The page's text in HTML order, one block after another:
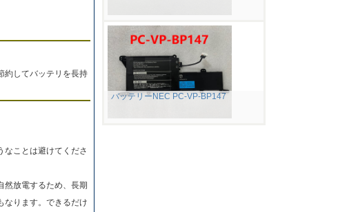
約してバッテリを長持
なことは避けてくださ
然放電するため、長期
なります。できるだけ
バッテリーNEC PC-VP-BP147